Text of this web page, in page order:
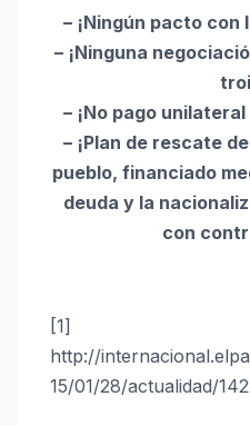
– ¡Ningún pacto
– ¡Ninguna
– ¡No pago
– ¡Plan de rescate
pueblo, financiado
deuda y la
con
[1]
http://
15/01/28/actualidad/